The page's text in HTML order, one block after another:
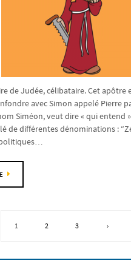
de Judée, célibataire. Cet apôtre
avec Simon appelé Pierre
Siméon, veut dire « qui entend
de différentes dénominations :
1 2 3 ›